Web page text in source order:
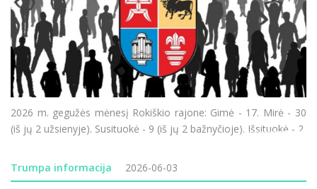
2026 m. gegužės mėnesį Rokiškio rajone: Gimė - 17. Mirė - 30
(iš jų 2 užsienyje). Susituokė - 9 (iš jų 2 bažnyčioje). Išsituokė - 2.
Trumpa informacija 2026-06-03